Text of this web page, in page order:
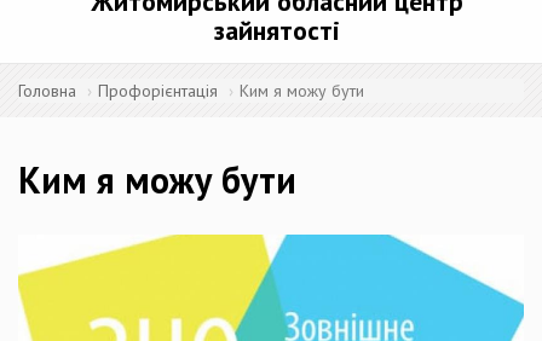
зайнятості
Головна Профорієнтація Ким я можу бути
Ким я можу бути